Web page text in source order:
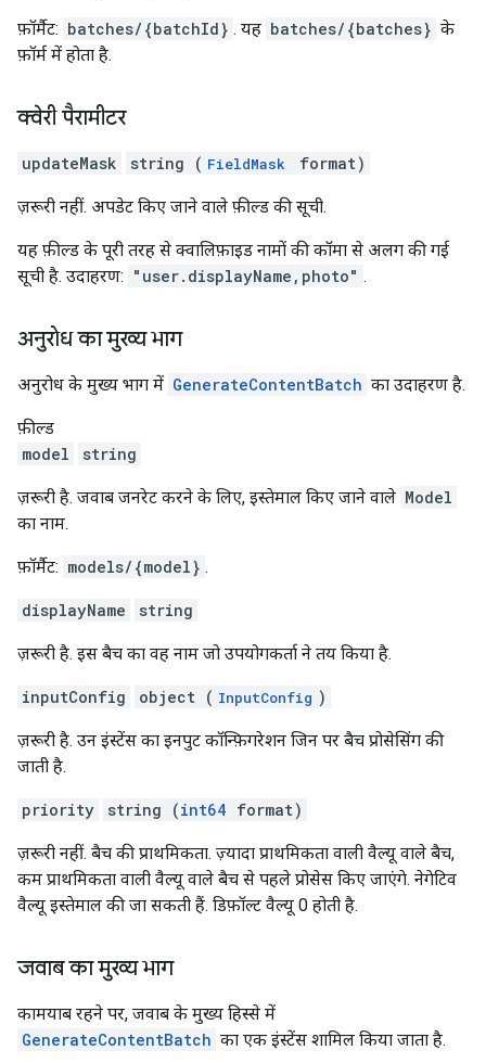
फ़ॉर्मैट: batches/{batchId} . यह batches/{batches} के
फ़ॉर्म में होता है.
क्वेरी पैरामीटर
updateMask string ( FieldMask format)
ज़रूरी नहीं. अपडेट किए जाने वाले फ़ील्ड की सूची.
यह फ़ील्ड के पूरी तरह से क्वालिफ़ाइड नामों की कॉमा से अलग की गई
सूची है. उदाहरण: "user.displayName,photo" .
अनुरोध का मुख्य भाग
अनुरोध के मुख्य भाग में GenerateContentBatch का उदाहरण है.
फ़ील्ड
model
string
ज़रूरी है. जवाब जनरेट करने के लिए, इस्तेमाल किए जाने वाले Model
का नाम.
फ़ॉर्मैट: models/{model} .
displayName string
ज़रूरी है. इस बैच का वह नाम जो उपयोगकर्ता ने तय किया है.
inputConfig object ( InputConfig )
ज़रूरी है. उन इंस्टेंस का इनपुट कॉन्फ़िगरेशन जिन पर बैच प्रोसेसिंग की
जाती है.
priority string (int64 format)
ज़रूरी नहीं. बैच की प्राथमिकता. ज़्यादा प्राथमिकता वाली वैल्यू वाले बैच,
कम प्राथमिकता वाली वैल्यू वाले बैच से पहले प्रोसेस किए जाएंगे. नेगेटिव
वैल्यू इस्तेमाल की जा सकती हैं. डिफ़ॉल्ट वैल्यू 0 होती है.
जवाब का मुख्य भाग
कामयाब रहने पर, जवाब के मुख्य हिस्से में
GenerateContentBatch का एक इंस्टेंस शामिल किया जाता है.